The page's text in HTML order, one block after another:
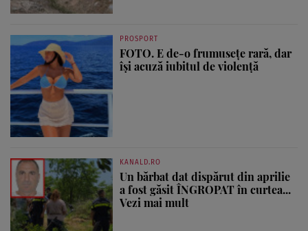
PROSPORT
FOTO. E de-o frumusețe rară, dar
își acuză iubitul de violență
KANALD.RO
Un bărbat dat dispărut din aprilie
a fost găsit ÎNGROPAT în curtea...
Vezi mai mult